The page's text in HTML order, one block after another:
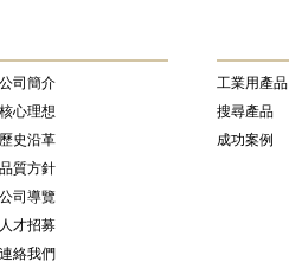
公司簡介
核心理想
歷史沿革
品質方針
公司導覽
人才招募
連絡我們
​工業用產品
搜尋產品
成功案例